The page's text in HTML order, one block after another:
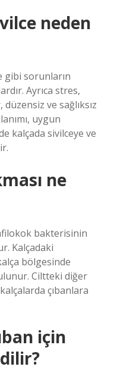
neden
gibi sorunların
Ayrıca stres,
ve sağlıksız
uygun
kalçada sivilceye ve
ne
bakterisinin
Kalçadaki
bölgesinde
Ciltteki diğer
çıbanlara
için